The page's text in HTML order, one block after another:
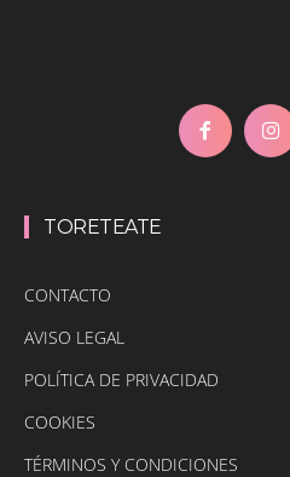
TORETEATE
CONTACTO
AVISO LEGAL
POLÍTICA DE PRIVACIDAD
COOKIES
TÉRMINOS Y CONDICIONES